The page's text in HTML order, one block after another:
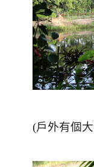
(戶外有個